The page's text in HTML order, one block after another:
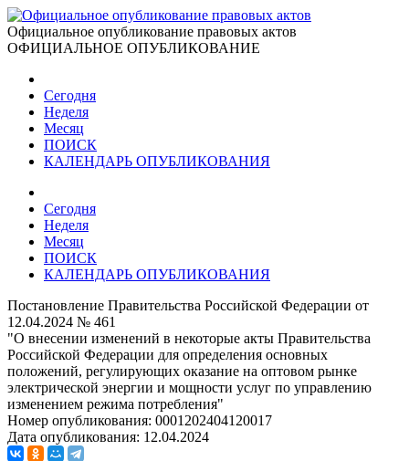
Официальное опубликование правовых актов
ОФИЦИАЛЬНОЕ ОПУБЛИКОВАНИЕ
Сегодня
Неделя
Месяц
ПОИСК
КАЛЕНДАРЬ ОПУБЛИКОВАНИЯ
Сегодня
Неделя
Месяц
ПОИСК
КАЛЕНДАРЬ ОПУБЛИКОВАНИЯ
Постановление Правительства Российской Федерации от
12.04.2024 № 461
"О внесении изменений в некоторые акты Правительства
Российской Федерации для определения основных
положений, регулирующих оказание на оптовом рынке
электрической энергии и мощности услуг по управлению
изменением режима потребления"
Номер опубликования: 0001202404120017
Дата опубликования: 12.04.2024